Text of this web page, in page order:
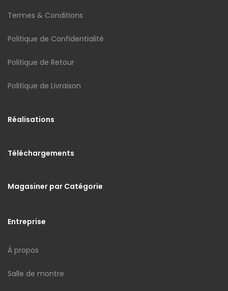
Termes & Conditions
Politique de Confidentialité
Politique de Retour
Politique de Livraison
Réalisations
Téléchargements
Magasiner par Catégorie
Entreprise
À propos
Salle de montre